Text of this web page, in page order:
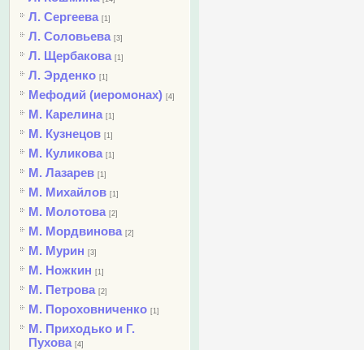
Л. Сергеева [1]
Л. Соловьева [3]
Л. Щербакова [1]
Л. Эрденко [1]
Мефодий (иеромонах) [4]
М. Карелина [1]
М. Кузнецов [1]
М. Куликова [1]
М. Лазарев [1]
М. Михайлов [1]
М. Молотова [2]
М. Мордвинова [2]
М. Мурин [3]
М. Ножкин [1]
М. Петрова [2]
М. Пороховниченко [1]
М. Приходько и Г.
Пухова [4]